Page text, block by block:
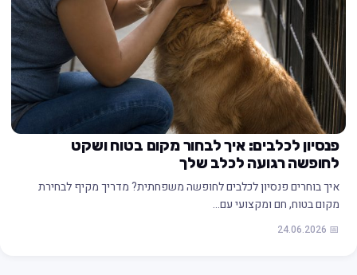
פנסיון לכלבים: איך לבחור מקום בטוח ושקט
לחופשה רגועה לכלב שלך
איך בוחרים פנסיון לכלבים לחופשה משפחתית? מדריך מקיף לבחירת
מקום בטוח, חם ומקצועי עם…
📅 24.06.2026